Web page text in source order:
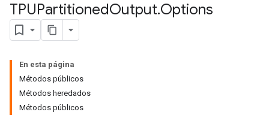
TPUPartitionedOutput.Options
En esta página
Métodos públicos
Métodos heredados
Métodos públicos